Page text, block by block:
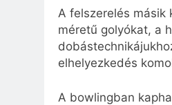
A felszerelés másik
méretű golyókat, a
elhelyezkedés
A bowlingban